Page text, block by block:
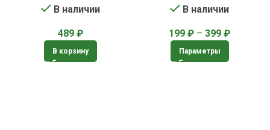
В наличии
489 ₽
В корзину
В наличии
199 ₽ – 399 ₽
Параметры